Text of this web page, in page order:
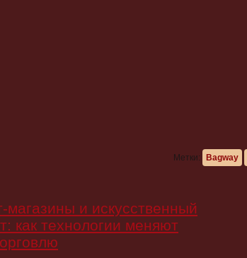
Метки: Bagway
магазины и искусственный
как технологии меняют